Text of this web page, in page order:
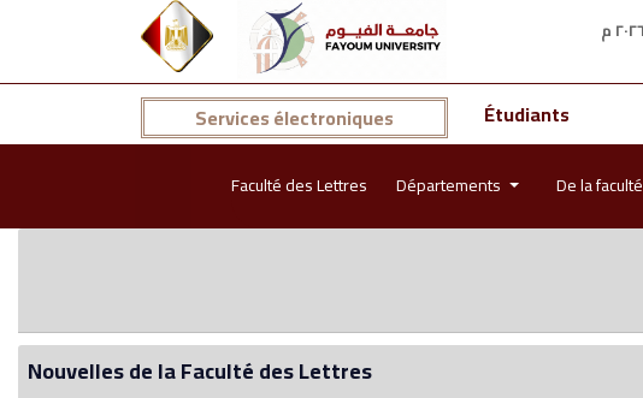
Services électroniques Étudiants
Faculté des Lettres Départements De la faculté
Nouvelles de la Faculté des Lettres